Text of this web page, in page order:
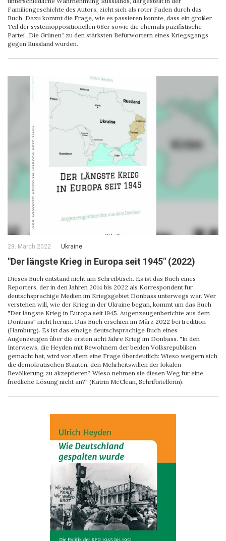
Familiengeschichte des Autors, zieht sich als roter Faden durch das
Buch. Dazu kommt die Frage, wie es passieren konnte, dass ein großer
Teil der systemoppositionellen 68er sowie die ehemals pazifistische
Partei „Die Grünen“ zu den stärksten Befürwortern eines Kriegsgangs
gegen Russland wurden.
28. March 2022 Ukraine
"Der längste Krieg in Europa seit 1945" (2022)
Dieses Buch entstand nicht am Schreibtisch. Es ist das Buch eines
Reporters, der in den Jahren 2014 bis 2022 als Korrespondent für
deutschsprachige Medien im Kriegsgebiet Donbass unterwegs war. Wer
verstehen will, wie der Krieg in der Ukraine began, kommt um das Buch
"Der längste Krieg in Europa seit 1945. Augenzeugenberichte aus dem
Donbass" nicht herum. Das Buch erschien im März 2022 bei tredition
(Hamburg). Es ist das einzige deutschsprachige Buch eines
Augenzeugen über die ersten acht Jahre Krieg im Donbass. "In den
Interviews, die Heyden mit Bewohnern der beiden Volksrepubliken
gemacht hat, wird vor allem eine Frage überdeutlich: Wieso weigern sich
die demokratischen Staaten, den Mehrheitswillen der lokalen
Bevölkerung zu akzeptieren? Wieso nehmen sie diesen Weg für eine
friedliche Lösung nicht an?" (Katrin McClean, Schriftstellerin).